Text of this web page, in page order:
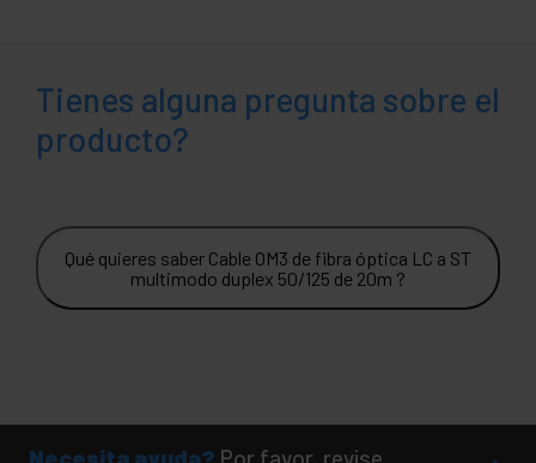
Tienes alguna pregunta sobre el
producto?
Qué quieres saber Cable OM3 de fibra óptica LC a ST
multimodo duplex 50/125 de 20m ?